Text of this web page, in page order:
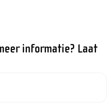
informatie? Laat